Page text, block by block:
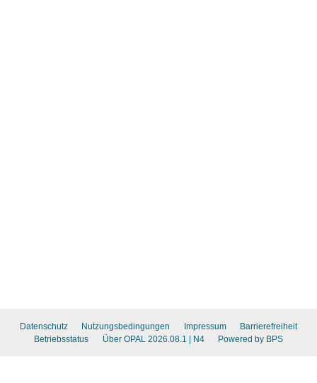
Datenschutz Nutzungsbedingungen Impressum
Barrierefreiheit
Betriebsstatus
Über OPAL 2026.08.1 | N4 Powered by BPS